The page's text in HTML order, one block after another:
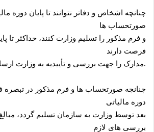
چنانچه اشخاص و دفاتر نتوانند تا پایان دوره
صورتحساب ‌ها
و فرم مذکور را تسلیم وزارت کنند، حداکثر تا
فرصت دارند
مدارک را جهت بررسی و تأییدیه به وزارت.
چنانچه صورتحساب ‌ها و فرم مذکور در تبصره
دوره مالیاتی
بعد توسط وزارت به سازمان تسلیم گردد،
بررسی‌ های لازم